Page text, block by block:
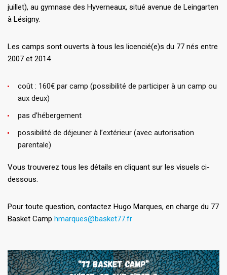
juillet), au gymnase des Hyverneaux, situé avenue de Leingarten
à Lésigny.
Les camps sont ouverts à tous les licencié(e)s du 77 nés entre
2007 et 2014
coût : 160€ par camp (possibilité de participer à un camp ou
aux deux)
pas d’hébergement
possibilité de déjeuner à l’extérieur (avec autorisation
parentale)
Vous trouverez tous les détails en cliquant sur les visuels ci-
dessous.
Pour toute question, contactez Hugo Marques, en charge du 77
Basket Camp hmarques@basket77.fr